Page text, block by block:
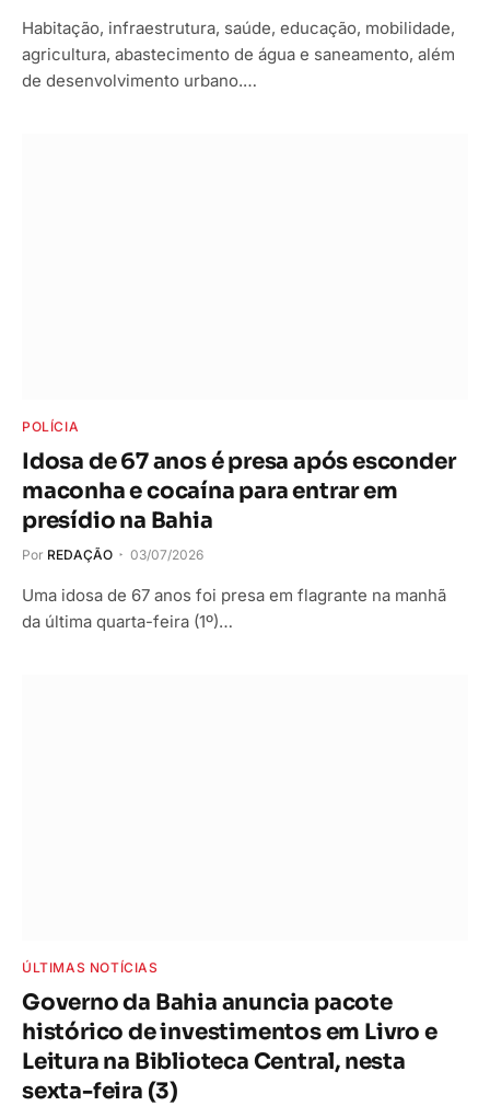
Habitação, infraestrutura, saúde, educação, mobilidade,
agricultura, abastecimento de água e saneamento, além
de desenvolvimento urbano.…
POLÍCIA
Idosa de 67 anos é presa após esconder
maconha e cocaína para entrar em
presídio na Bahia
Por REDAÇÃO 03/07/2026
Uma idosa de 67 anos foi presa em flagrante na manhã
da última quarta-feira (1º)…
ÚLTIMAS NOTÍCIAS
Governo da Bahia anuncia pacote
histórico de investimentos em Livro e
Leitura na Biblioteca Central, nesta
sexta-feira (3)